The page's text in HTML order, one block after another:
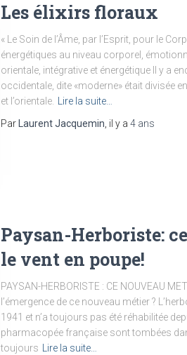
Les élixirs floraux
« Le Soin de l’Âme, par l’Esprit, pour le
énergétiques au niveau corporel,
orientale, intégrative et énergétique Il y a
occidentale, dite «moderne» était divisée
et l’orientale. Lire la suite…
Par Laurent Jacquemin, il y a 4 ans
Paysan-Herboriste:
le vent en poupe!
PAYSAN-HERBORISTE : CE NOUVEAU
l’émergence de ce nouveau métier ?
1941 et n’a toujours pas été réhabilitée
pharmacopée française sont tombées
toujours Lire la suite…